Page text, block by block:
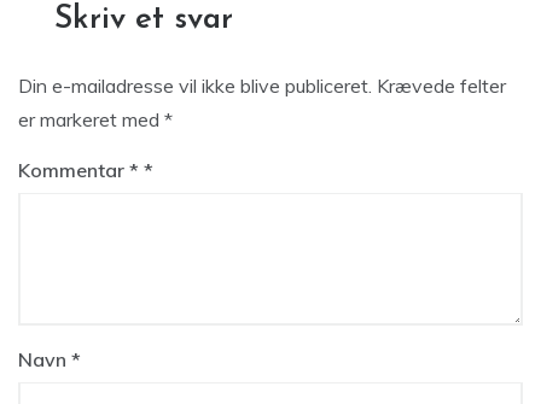
Skriv et svar
Din e-mailadresse vil ikke blive publiceret. Krævede felter
er markeret med *
Kommentar *
Navn *